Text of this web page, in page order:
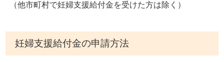
（他市町村で妊婦支援給付金を受けた方は除く）
妊婦支援給付金の申請方法